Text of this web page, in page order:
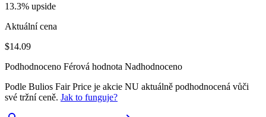
13.3% upside
Aktuální cena
$14.09
Podhodnoceno Férová hodnota Nadhodnoceno
Podle Bulios Fair Price je akcie NU aktuálně podhodnocená vůči
své tržní ceně. Jak to funguje?